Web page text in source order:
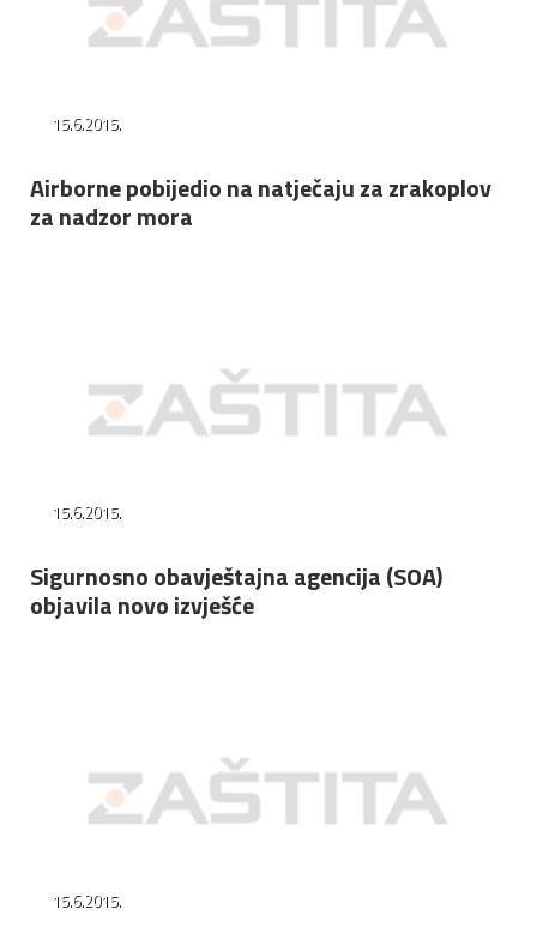
15.6.2015.
Airborne pobijedio na natječaju za zrakoplov
za nadzor mora
15.6.2015.
Sigurnosno obavještajna agencija (SOA)
objavila novo izvješće
15.6.2015.